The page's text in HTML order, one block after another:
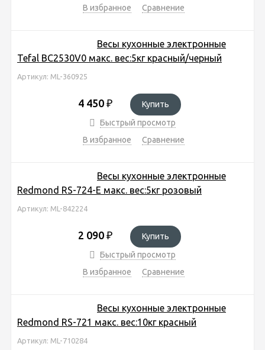
В избранное
Сравнение
Весы кухонные электронные
Tefal BC2530V0 макс. вес:5кг красный/черный
Артикул: ML-360925
4 450 ₽
Купить
Быстрый просмотр
В избранное
Сравнение
Весы кухонные электронные
Redmond RS-724-E макс. вес:5кг розовый
Артикул: ML-842224
2 090 ₽
Купить
Быстрый просмотр
В избранное
Сравнение
Весы кухонные электронные
Redmond RS-721 макс. вес:10кг красный
Артикул: ML-710284